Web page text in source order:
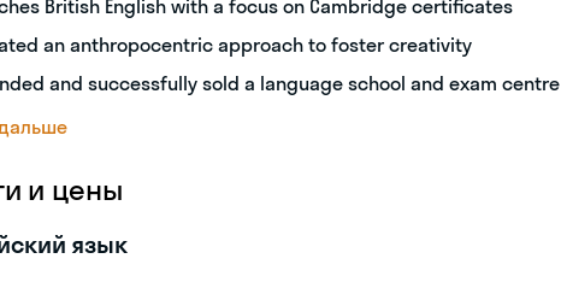
British English with a focus on Cambridge certificates
an anthropocentric approach to foster creativity
and successfully sold a language school and exam centre
и цены
язык